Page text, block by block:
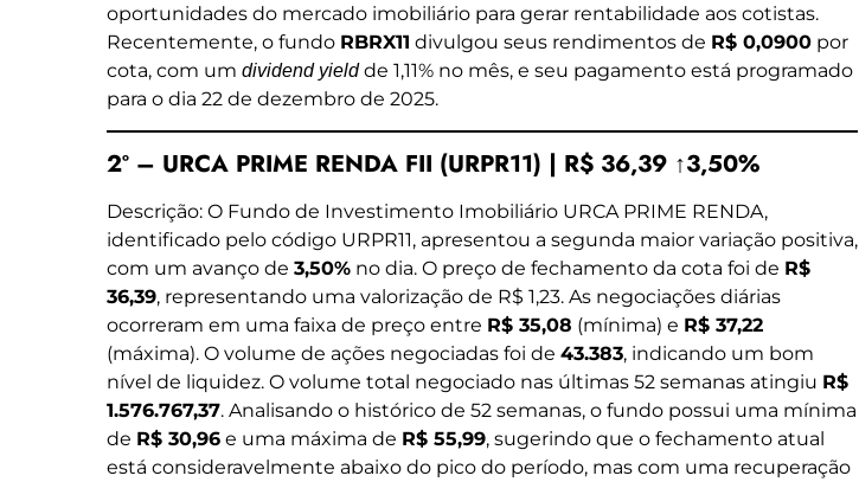
oportunidades do mercado imobiliário para gerar rentabilidade aos cotistas.
Recentemente, o fundo RBRX11 divulgou seus rendimentos de R$ 0,0900 por
cota, com um dividend yieldde 1,11% no mês, e seu pagamento está programado
para o dia 22 de dezembro de 2025.
2º – URCA PRIME RENDA FII (URPR11) | R$ 36,39 ↑3,50%
Descrição: O Fundo de Investimento Imobiliário URCA PRIME RENDA,
identificado pelo código URPR11, apresentou a segunda maior variação positiva,
com um avanço de 3,50% no dia. O preço de fechamento da cota foi de R$
36,39, representando uma valorização de R$ 1,23. As negociações diárias
ocorreram em uma faixa de preço entre R$ 35,08 (mínima) e R$ 37,22
(máxima). O volume de ações negociadas foi de 43.383, indicando um bom
nível de liquidez. O volume total negociado nas últimas 52 semanas atingiu R$
1.576.767,37. Analisando o histórico de 52 semanas, o fundo possui uma mínima
de R$ 30,96 e uma máxima de R$ 55,99, sugerindo que o fechamento atual
está consideravelmente abaixo do pico do período, mas com uma recuperação